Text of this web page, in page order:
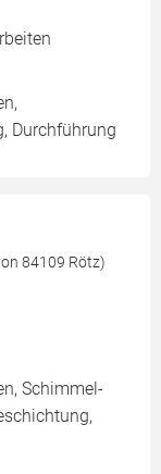
Durchführung
84109 Rötz)
Schimmel-